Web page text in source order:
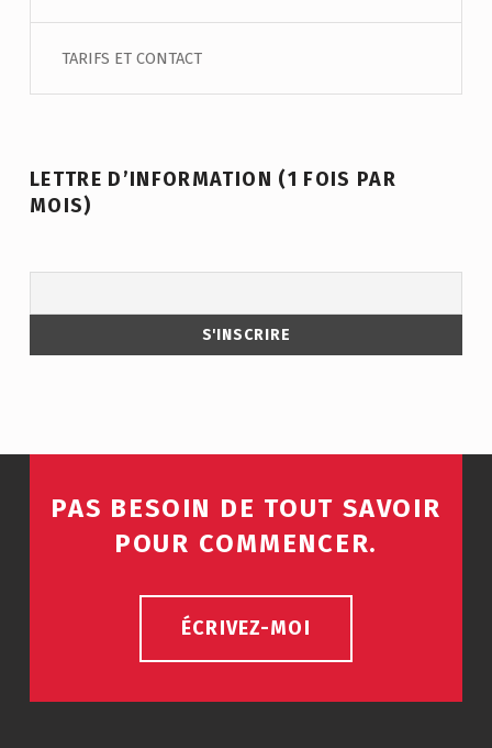
TARIFS ET CONTACT
LETTRE D’INFORMATION (1 FOIS PAR
MOIS)
PAS BESOIN DE TOUT SAVOIR
POUR COMMENCER.
ÉCRIVEZ-MOI